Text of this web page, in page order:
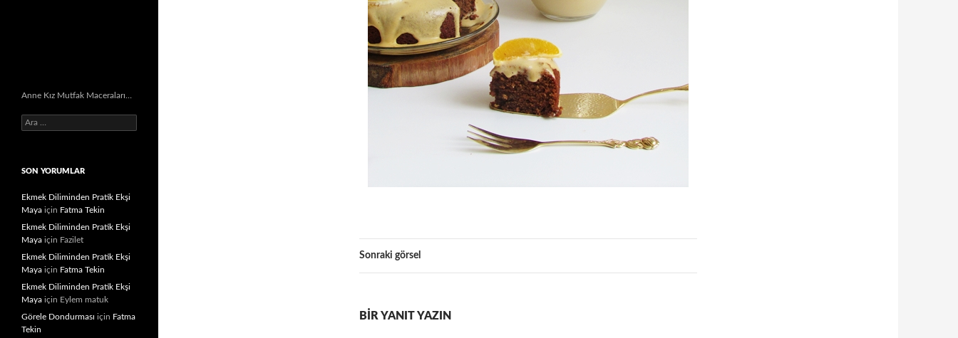
Sonraki görsel
BIR YANIT YAZIN
Anne Kız Mutfak Maceraları…
Arama:
SON YORUMLAR
Ekmek Diliminden Pratik Ekşi
Maya için Fatma Tekin
Ekmek Diliminden Pratik Ekşi
Maya için Fazilet
Ekmek Diliminden Pratik Ekşi
Maya için Fatma Tekin
Ekmek Diliminden Pratik Ekşi
Maya için Eylem matuk
Görele Dondurması için Fatma
Tekin